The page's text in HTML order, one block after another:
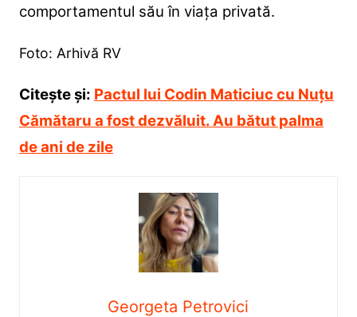
comportamentul său în viața privată.
Foto: Arhivă RV
Citește și: Pactul lui Codin Maticiuc cu Nuțu
Cămătaru a fost dezvăluit. Au bătut palma
de ani de zile
Georgeta Petrovici